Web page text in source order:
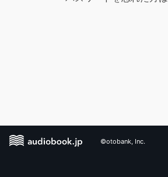
©otobank, Inc.